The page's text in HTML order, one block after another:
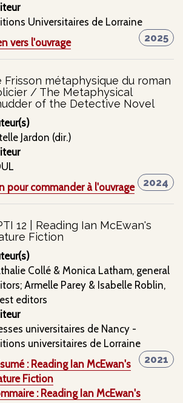
Universitaires de Lorraine
2025
vers l'ouvrage
Frisson métaphysique du roman
/ The Metaphysical
of the Detective Novel
Jardon (dir.)
2024
pour commander à l'ouvrage
12 | Reading Ian McEwan's
Fiction
Collé & Monica Latham, general
Armelle Parey & Isabelle Roblin,
editors
universitaires de Nancy -
universitaires de Lorraine
2021
: Reading Ian McEwan's
Fiction
: Reading Ian McEwan's